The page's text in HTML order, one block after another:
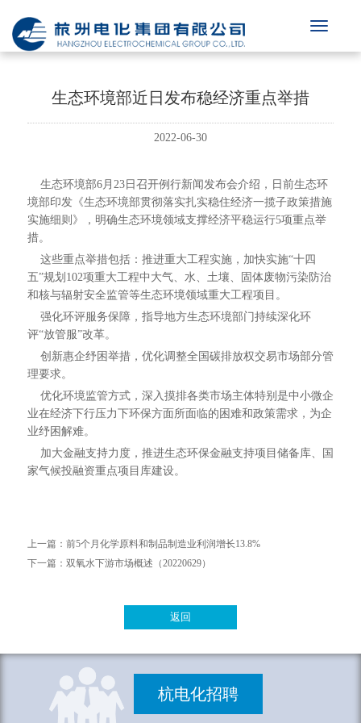
生态环境部近日发布稳经济重点举措
2022-06-30
生态环境部6月23日召开例行新闻发布会介绍，日前生态环
境部印发《生态环境部贯彻落实扎实稳住经济一揽子政策措施
实施细则》，明确生态环境领域支撑经济平稳运行5项重点举
措。
这些重点举措包括：推进重大工程实施，加快实施“十四
五”规划102项重大工程中大气、水、土壤、固体废物污染防治
和核与辐射安全监管等生态环境领域重大工程项目。
强化环评服务保障，指导地方生态环境部门持续深化环
评“放管服”改革。
创新惠企纾困举措，优化调整全国碳排放权交易市场部分管
理要求。
优化环境监管方式，深入摸排各类市场主体特别是中小微企
业在经济下行压力下环保方面所面临的困难和政策需求，为企
业纾困解难。
加大金融支持力度，推进生态环保金融支持项目储备库、国
家气候投融资重点项目库建设。
上一篇： 前5个月化学原料和制品制造业利润增长13.8%
下一篇： 双氧水下游市场概述（20220629）
返回
杭电化招聘